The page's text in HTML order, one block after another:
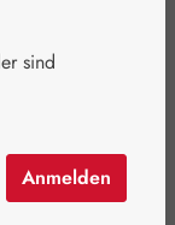
sind
Anmelden